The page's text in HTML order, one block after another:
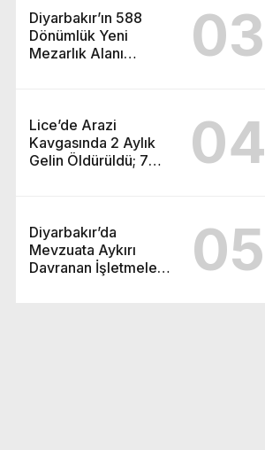
Diyarbakır’ın 588
Dönümlük Yeni
Mezarlık Alanı
03
Lice’de Arazi
Kavgasında 2 Aylık
Gelin Öldürüldü; 7
04
Diyarbakır’da
Mevzuata Aykırı
Davranan İşletmelere
05